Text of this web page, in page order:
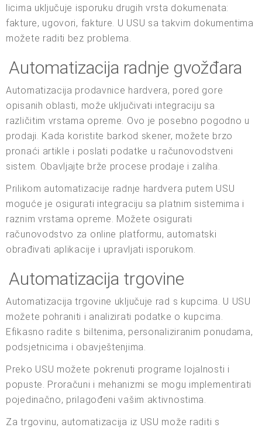
licima uključuje isporuku drugih vrsta dokumenata:
fakture, ugovori, fakture. U USU sa takvim dokumentima
možete raditi bez problema.
Automatizacija radnje gvožđara
Automatizacija prodavnice hardvera, pored gore
opisanih oblasti, može uključivati integraciju sa
različitim vrstama opreme. Ovo je posebno pogodno u
prodaji. Kada koristite barkod skener, možete brzo
pronaći artikle i poslati podatke u računovodstveni
sistem. Obavljajte brže procese prodaje i zaliha.
Prilikom automatizacije radnje hardvera putem USU
moguće je osigurati integraciju sa platnim sistemima i
raznim vrstama opreme. Možete osigurati
računovodstvo za online platformu, automatski
obrađivati aplikacije i upravljati isporukom.
Automatizacija trgovine
Automatizacija trgovine uključuje rad s kupcima. U USU
možete pohraniti i analizirati podatke o kupcima.
Efikasno radite s biltenima, personaliziranim ponudama,
podsjetnicima i obavještenjima.
Preko USU možete pokrenuti programe lojalnosti i
popuste. Proračuni i mehanizmi se mogu implementirati
pojedinačno, prilagođeni vašim aktivnostima.
Za trgovinu, automatizacija iz USU može raditi s